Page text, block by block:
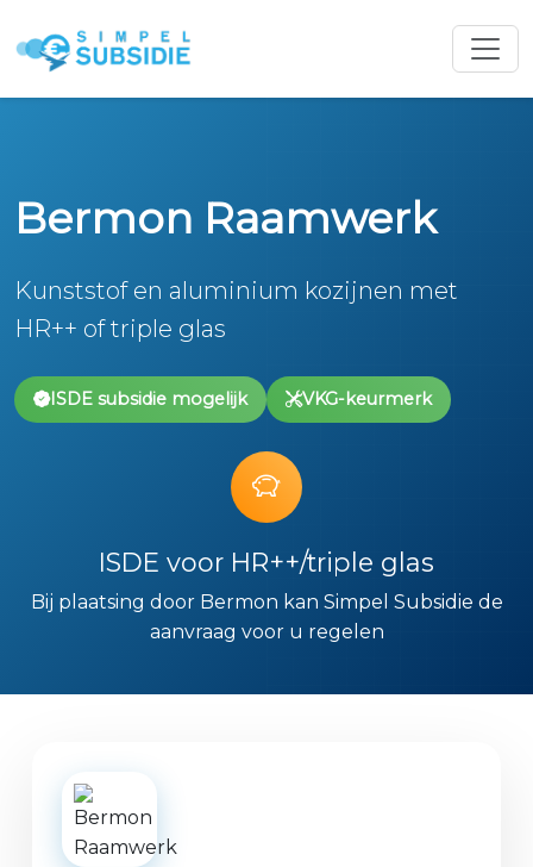
Bermon Raamwerk
Kunststof en aluminium kozijnen met
HR++ of triple glas
ISDE subsidie mogelijk VKG-keurmerk
ISDE voor HR++/triple glas
Bij plaatsing door Bermon kan Simpel Subsidie de
aanvraag voor u regelen